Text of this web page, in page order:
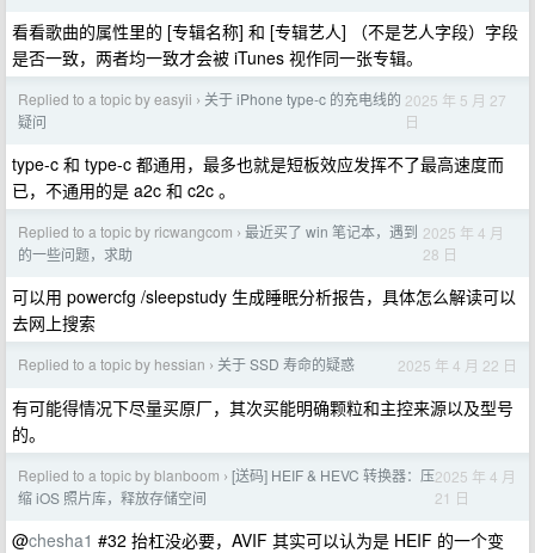
看看歌曲的属性里的 [专辑名称] 和 [专辑艺人] （不是艺人字段）字段
是否一致，两者均一致才会被 iTunes 视作同一张专辑。
Replied to a topic by easyii › 关于 iPhone type-c 的充电线的
疑问
2025 年 5 月 27
日
type-c 和 type-c 都通用，最多也就是短板效应发挥不了最高速度而
已，不通用的是 a2c 和 c2c 。
Replied to a topic by ricwangcom › 最近买了 win 笔记本，遇到
的一些问题，求助
2025 年 4 月
28 日
可以用 powercfg /sleepstudy 生成睡眠分析报告，具体怎么解读可以
去网上搜索
Replied to a topic by hessian › 关于 SSD 寿命的疑惑 2025 年 4 月 22 日
有可能得情况下尽量买原厂，其次买能明确颗粒和主控来源以及型号
的。
Replied to a topic by blanboom › [送码] HEIF & HEVC 转换器：压
缩 iOS 照片库，释放存储空间
2025 年 4 月
21 日
@chesha1 #32 抬杠没必要，AVIF 其实可以认为是 HEIF 的一个变